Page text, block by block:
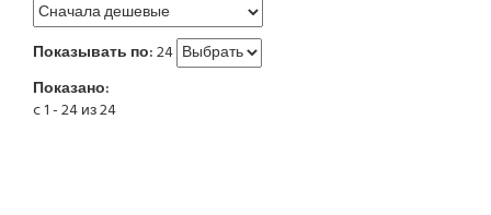
Показывать по:24
Показано:
c 1 - 24 из 24